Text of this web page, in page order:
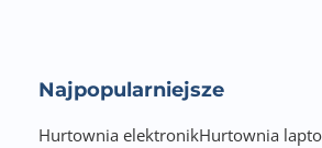
Najpopularniejsze
Hurtownia elektronikHurtownia